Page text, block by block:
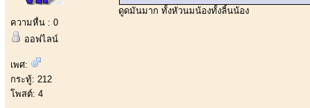
ความหื่น : 0
ออฟไลน์
เพศ:
กระทู้: 212
โพสต์: 4
ดูดมันมาก ทั้งหัวนมน้องทั้งลิ้นน้อง